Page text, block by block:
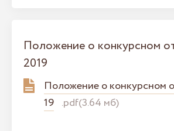
Положение о конкурсном
2019
Положение о конкурсном
19 .pdf(3.64 мб)